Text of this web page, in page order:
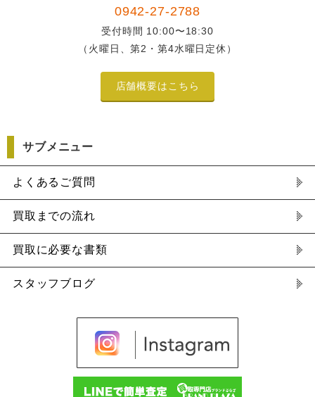
0942-27-2788
受付時間 10:00〜18:30
（火曜日、第2・第4水曜日定休）
店舗概要はこちら
サブメニュー
よくあるご質問
買取までの流れ
買取に必要な書類
スタッフブログ